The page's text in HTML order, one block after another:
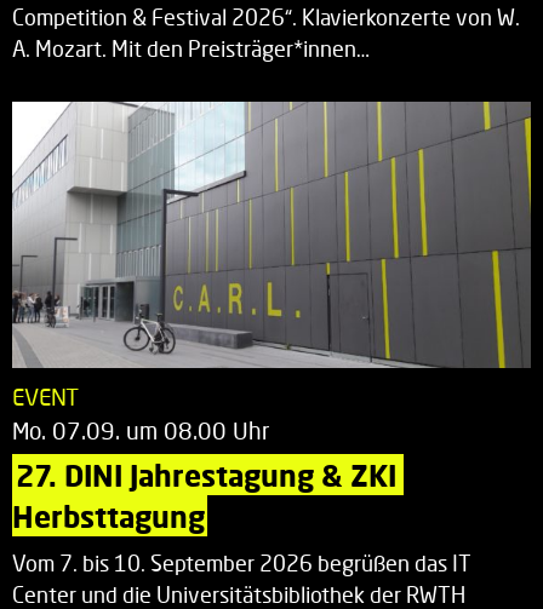
Competition & Festival 2026“. Klavierkonzerte von W.
A. Mozart. Mit den Preisträger*innen…
EVENT
Mo. 07.09. um 08.00 Uhr
27. DINI Jahrestagung & ZKI
Herbsttagung
Vom 7. bis 10. September 2026 begrüßen das IT
Center und die Universitätsbibliothek der RWTH